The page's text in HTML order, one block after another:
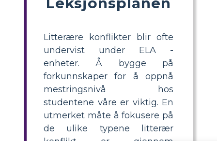
Litterære konflikter blir ofte
undervist under ELA -
enheter. Å bygge på
forkunnskaper for å oppnå
mestringsnivå hos
studentene våre er viktig. En
utmerket måte å fokusere på
de ulike typene litterær